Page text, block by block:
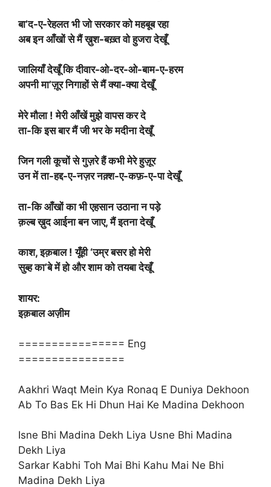
बा’द-ए-रेहलत भी जो सरकार को महबूब रहा
अब इन आँखों से मैं ख़ुश-बख़्त वो हुजरा देखूँ
जालियाँ देखूँ कि दीवार-ओ-दर-ओ-बाम-ए-हरम
अपनी मा’ज़ूर निगाहों से मैं क्या-क्या देखूँ
मेरे मौला ! मेरी आँखें मुझे वापस कर दे
ता-कि इस बार मैं जी भर के मदीना देखूँ
जिन गली कूचों से गुज़रे हैं कभी मेरे हुज़ूर
उन में ता-हद्द-ए-नज़र नक़्श-ए-कफ़-ए-पा देखूँ
ता-कि आँखों का भी एहसान उठाना न पड़े
क़ल्ब ख़ुद आईना बन जाए, मैं इतना देखूँ
काश, इक़बाल ! यूँही ‘उम्र बसर हो मेरी
सुब्ह का’बे में हो और शाम को तयबा देखूँ
शायर:
इक़बाल अज़ीम
================ Eng
================
Aakhri Waqt Mein Kya Ronaq E Duniya Dekhoon
Ab To Bas Ek Hi Dhun Hai Ke Madina Dekhoon
Isne Bhi Madina Dekh Liya Usne Bhi Madina
Dekh Liya
Sarkar Kabhi Toh Mai Bhi Kahu Mai Ne Bhi
Madina Dekh Liya